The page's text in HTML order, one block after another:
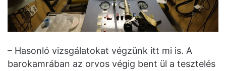
– Hasonló vizsgálatokat végzünk itt mi is. A
barokamrában az orvos végig bent ül a tesztelés